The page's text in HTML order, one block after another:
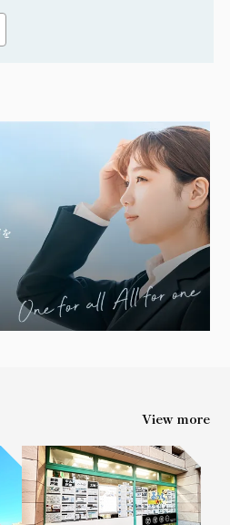
View more